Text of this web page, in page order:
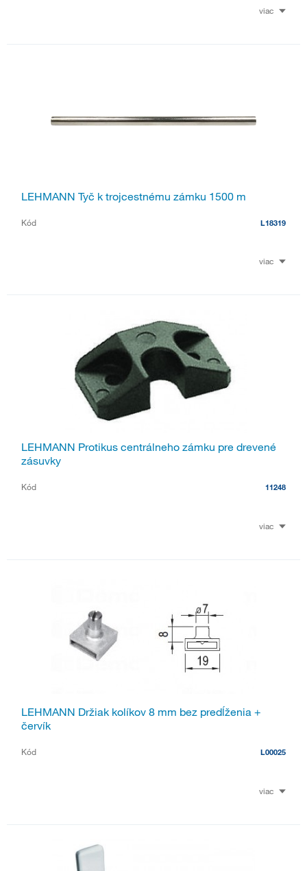
viac
LEHMANN Tyč k trojcestnému zámku 1500 m
Kód L18319
viac
LEHMANN Protikus centrálneho zámku pre drevené
zásuvky
Kód 11248
viac
LEHMANN Držiak kolíkov 8 mm bez predĺženia +
červík
Kód L00025
viac